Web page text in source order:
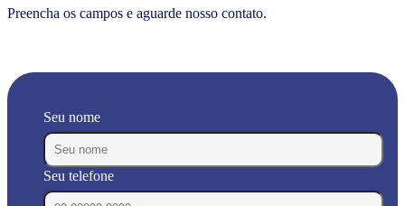
Preencha os campos e aguarde nosso contato.
Seu nome
Seu telefone